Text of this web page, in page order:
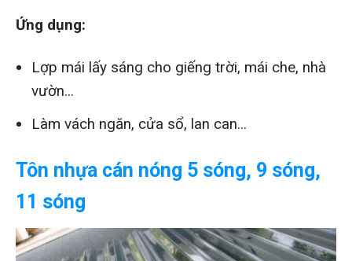
Ứng dụng:
Lợp mái lấy sáng cho giếng trời, mái che, nhà
vườn...
Làm vách ngăn, cửa sổ, lan can...
Tôn nhựa cán nóng 5 sóng, 9 sóng,
11 sóng